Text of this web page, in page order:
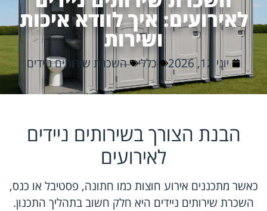
לאירועים: איך לוודא איכות
ושירות
יוני 12, 2026 כללי השכרת שירותים ניידים
הבנת הצורך בשירותים ניידים
לאירועים
כאשר מתכננים אירוע חוצות כמו חתונה, פסטיבל או כנס,
השכרת שירותים ניידים היא חלק חשוב בתהליך התכנון.